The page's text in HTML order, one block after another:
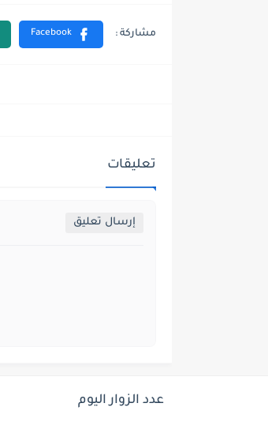
تعليقات
إرسال تعليق
عدد الزوار اليوم